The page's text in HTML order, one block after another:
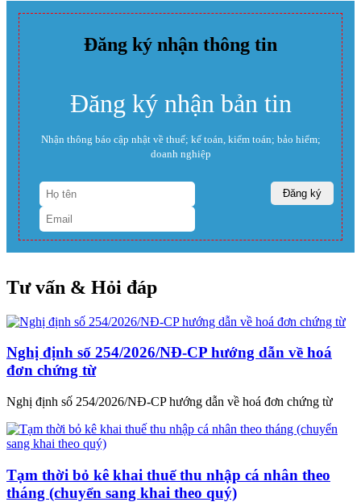
Đăng ký nhận thông tin
Đăng ký nhận bản tin
Nhận thông báo cập nhật về thuế; kế toán, kiểm toán; bảo hiểm;
doanh nghiệp
Tư vấn & Hỏi đáp
Nghị định số 254/2026/NĐ-CP hướng dẫn về hoá
đơn chứng từ
Nghị định số 254/2026/NĐ-CP hướng dẫn về hoá đơn chứng từ
Tạm thời bỏ kê khai thuế thu nhập cá nhân theo
tháng (chuyển sang khai theo quý)